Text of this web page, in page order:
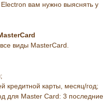
вам нужно выяснять у
виды MasterCard.
кредитной карты, месяц/год;
для Master Card: 3 последние